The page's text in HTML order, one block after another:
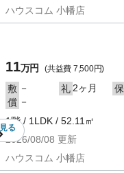
ハウスコム 小幡店
見る
11万円 (共益費 7,500円)
敷 － 礼 2ヶ月 保
償 －
1階 / 1LDK / 52.11㎡
2026/08/08 更新
ハウスコム 小幡店